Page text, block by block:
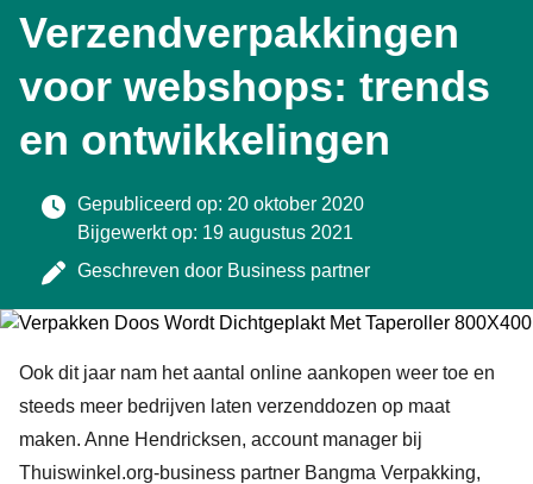
Verzendverpakkingen
voor webshops: trends
en ontwikkelingen
Gepubliceerd op: 20 oktober 2020
Bijgewerkt op: 19 augustus 2021
Geschreven door Business partner
Ook dit jaar nam het aantal online aankopen weer toe en
steeds meer bedrijven laten verzenddozen op maat
maken. Anne Hendricksen, account manager bij
Thuiswinkel.org-business partner Bangma Verpakking,